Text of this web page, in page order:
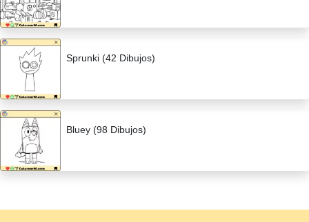
Sprunki (42 Dibujos)
Bluey (98 Dibujos)